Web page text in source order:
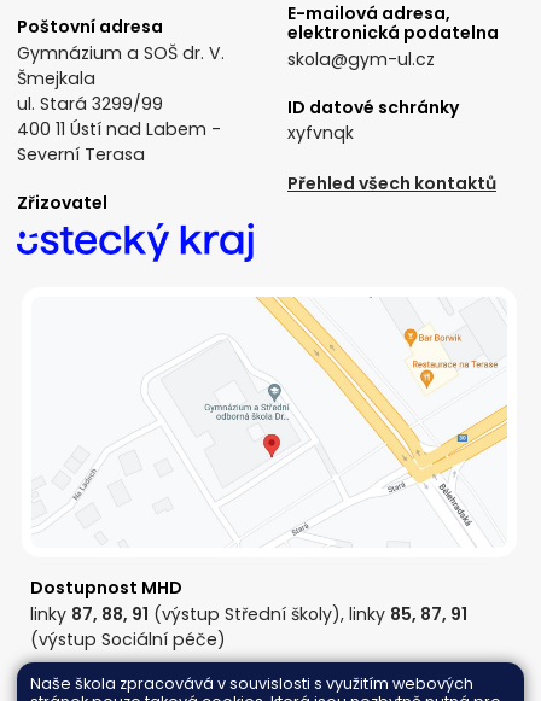
Poštovní adresa
Gymnázium a SOŠ dr. V.
Šmejkala
ul. Stará 3299/99
400 11 Ústí nad Labem -
Severní Terasa
Zřizovatel
E-mailová adresa,
elektronická podatelna
skola@gym-ul.cz
ID datové schránky
xyfvnqk
Přehled všech kontaktů
Dostupnost MHD
linky 87, 88, 91 (výstup Střední školy), linky 85, 87, 91
(výstup Sociální péče)
Naše škola zpracovává v souvislosti s využitím webových